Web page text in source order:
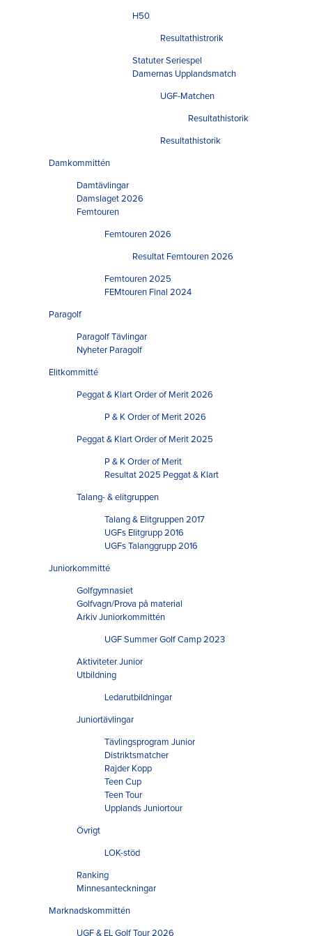
H50
Resultathistrorik
Statuter Seriespel
Damernas Upplandsmatch
UGF-Matchen
Resultathistorik
Resultathistorik
Damkommittén
Damtävlingar
Damslaget 2026
Femtouren
Femtouren 2026
Resultat Femtouren 2026
Femtouren 2025
FEMtouren Final 2024
Paragolf
Paragolf Tävlingar
Nyheter Paragolf
Elitkommitté
Peggat & Klart Order of Merit 2026
P & K Order of Merit 2026
Peggat & Klart Order of Merit 2025
P & K Order of Merit
Resultat 2025 Peggat & Klart
Talang- & elitgruppen
Talang & Elitgruppen 2017
UGFs Elitgrupp 2016
UGFs Talanggrupp 2016
Juniorkommitté
Golfgymnasiet
Golfvagn/Prova på material
Arkiv Juniorkommittén
UGF Summer Golf Camp 2023
Aktiviteter Junior
Utbildning
Ledarutbildningar
Juniortävlingar
Tävlingsprogram Junior
Distriktsmatcher
Rajder Kopp
Teen Cup
Teen Tour
Upplands Juniortour
Övrigt
LOK-stöd
Ranking
Minnesanteckningar
Marknadskommittén
UGF & EL Golf Tour 2026